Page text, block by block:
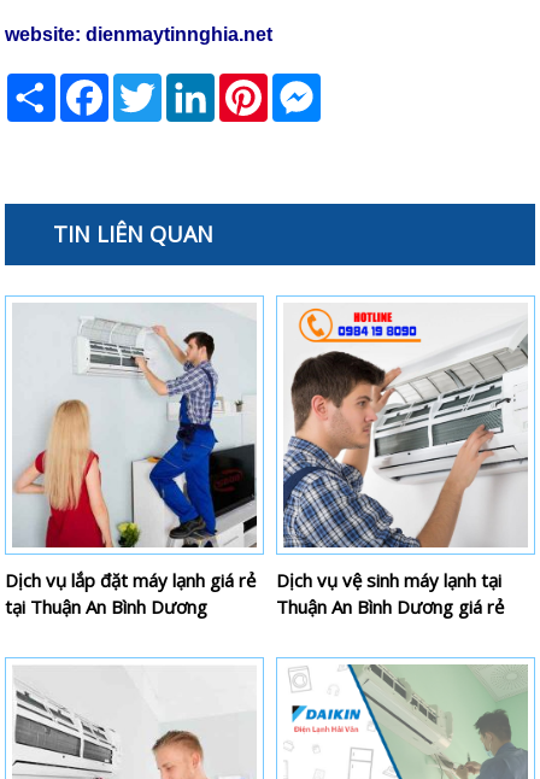
website:dienmaytinnghia.net
Share FacebookTwitter LinkedInPinterest
TIN LIÊN QUAN
Dịch vụ lắp đặt máy lạnh giá rẻ
tại Thuận An Bình Dương
Dịch vụ vệ sinh máy lạnh tại
Thuận An Bình Dương giá rẻ